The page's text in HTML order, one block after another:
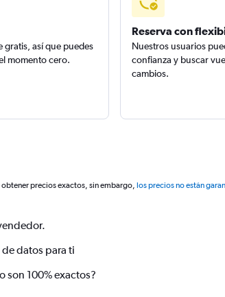
gratis, así que puedes
momento cero.
Reserva con
Nuestros usuarios
confianza y buscar
cambios.
precios exactos, sin embargo, los precios no están
datos para ti
son 100% exactos?